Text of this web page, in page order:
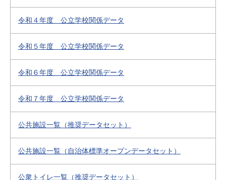
令和４年度 公立学校関係データ
令和５年度 公立学校関係データ
令和６年度 公立学校関係データ
令和７年度 公立学校関係データ
公共施設一覧（推奨データセット）
公共施設一覧（自治体標準オープンデータセット）
公衆トイレ一覧（推奨データセット）